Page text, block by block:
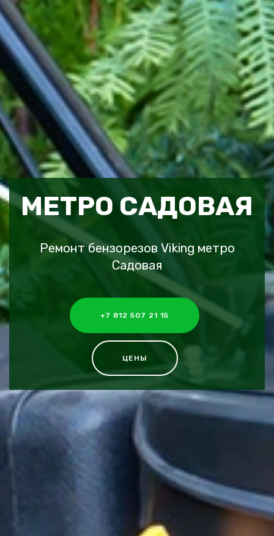
МЕТРО САДОВАЯ
Ремонт бензорезов Viking метро
Садовая
+7 812 507 21 15
ЦЕНЫ